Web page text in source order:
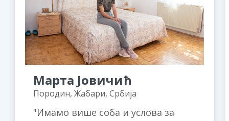
Марта Јовичић
Породин, Жабари, Србија
Имамо више соба и услова за